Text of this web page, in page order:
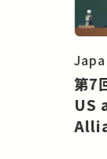
第7回 US and
US